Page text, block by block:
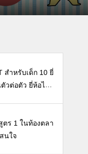
สำหรับเด็ก 10 ยี่
วต่อตัว ยี่ห้อไห
ตร 1 ในท้องตลา
นใจ